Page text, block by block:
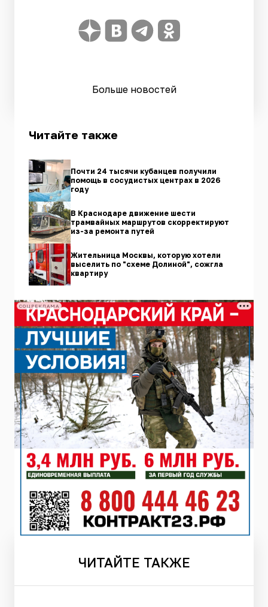
Больше новостей
Читайте также
Почти 24 тысячи кубанцев получили
помощь в сосудистых центрах в 2026
году
В Краснодаре движение шести
трамвайных маршрутов скорректируют
из-за ремонта путей
Жительница Москвы, которую хотели
выселить по "схеме Долиной", сожгла
квартиру
СОЦРЕКЛАМА
ЧИТАЙТЕ ТАКЖЕ